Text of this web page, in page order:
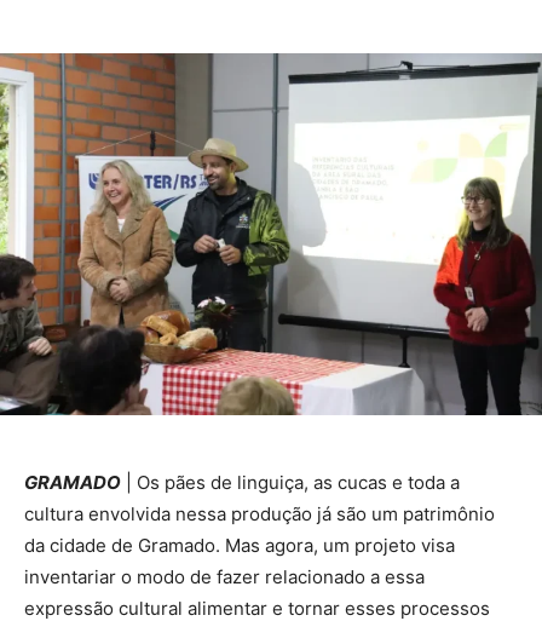
GRAMADO | Os pães de linguiça, as cucas e toda a
cultura envolvida nessa produção já são um patrimônio
da cidade de Gramado. Mas agora, um projeto visa
inventariar o modo de fazer relacionado a essa
expressão cultural alimentar e tornar esses processos